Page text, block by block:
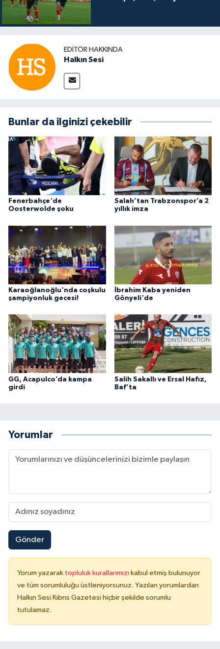
EDITÖR HAKKINDA
Halkın Sesi
Bunlar da ilginizi çekebilir
Fenerbahçe'de
Oosterwolde şoku
Salah’tan Trabzonspor’a 2
yıllık imza
Karaoğlanoğlu'nda coşkulu
şampiyonluk gecesi!
İbrahim Kaba yeniden
Gönyeli'de
GG, Acapulco’da kampa
girdi
Salih Sakallı ve Ersal Hafız,
Baf’ta
Yorumlar
Gönder
Yorum yazarak topluluk kurallarımızı kabul etmiş bulunuyor
ve tüm sorumluluğu üstleniyorsunuz. Yazılan yorumlardan
Halkın Sesi Kıbrıs Gazetesi hiçbir şekilde sorumlu
tutulamaz.